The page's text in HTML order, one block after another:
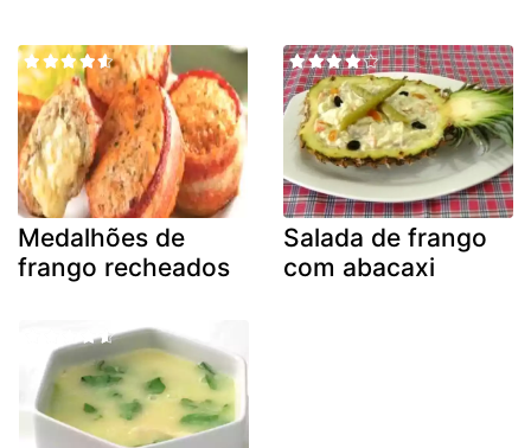
Medalhões de
frango recheados
Salada de frango
com abacaxi